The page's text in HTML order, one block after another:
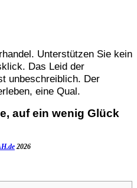
Unterstützen Sie kein
Das Leid der
unbeschreiblich. Der
eine Qual.
auf ein wenig Glück
2026